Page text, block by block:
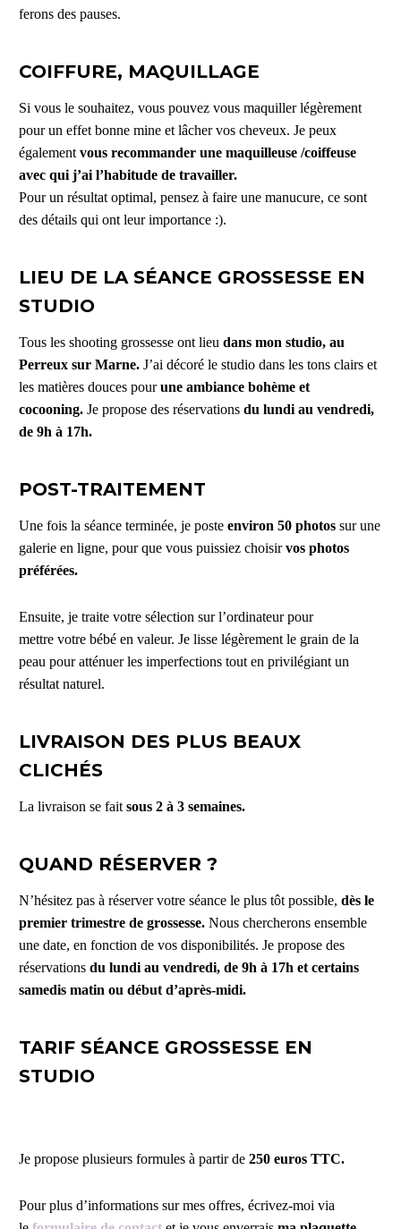
ferons des pauses.
COIFFURE, MAQUILLAGE
Si vous le souhaitez, vous pouvez vous maquiller légèrement
pour un effet bonne mine et lâcher vos cheveux. Je peux
égalementvous recommander une maquilleuse /coiffeuse
avec qui j’ai l’habitude de travailler.
Pour un résultat optimal, pensez à faire une manucure, ce sont
des détails qui ont leur importance :).
LIEU DE LA SÉANCE GROSSESSE EN
STUDIO
Tous les shooting grossesse ont lieudans mon studio, au
Perreux sur Marne. J’ai décoré le studio dans les tons clairs et
les matières douces pourune ambiance bohème et
cocooning. Je propose des réservationsdu lundi au vendredi,
de 9h à 17h.
POST-TRAITEMENT
Une fois la séance terminée, je posteenviron 50 photos sur une
galerie en ligne, pour que vous puissiez choisirvos photos
préférées.
Ensuite, je traite votre sélection sur l’ordinateur pour
mettre votre bébé en valeur. Je lisse légèrement le grain de la
peau pour atténuer les imperfections tout en privilégiant un
résultat naturel.
LIVRAISON DES PLUS BEAUX
CLICHÉS
La livraison se faitsous 2 à 3 semaines.
QUAND RÉSERVER ?
N’hésitez pas à réserver votre séance le plus tôt possible,dès le
premier trimestre de grossesse. Nous chercherons ensemble
une date, en fonction de vos disponibilités. Je propose des
réservationsdu lundi au vendredi, de 9h à 17h et certains
samedis matin ou début d’après-midi.
TARIF SÉANCE GROSSESSE EN
STUDIO
Je propose plusieurs formules à partir de250 euros TTC.
Pour plus d’informations sur mes offres, écrivez-moi via